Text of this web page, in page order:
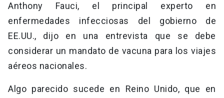
Anthony Fauci, el principal experto en
enfermedades infecciosas del gobierno de
EE.UU., dijo en una entrevista que se debe
considerar un mandato de vacuna para los viajes
aéreos nacionales.
Algo parecido sucede en Reino Unido, que en